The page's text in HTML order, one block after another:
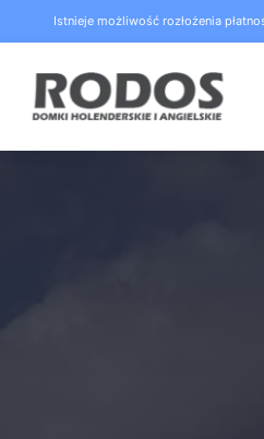
to
content
Istnieje możliwość rozłożenia